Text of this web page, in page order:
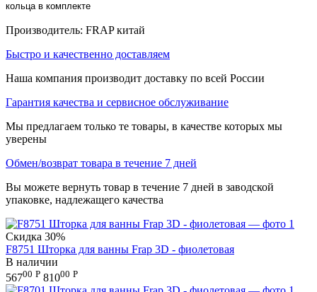
кольца в комплекте
Производитель: FRAP китай
Быстро и качественно доставляем
Наша компания производит доставку по всей России
Гарантия качества и сервисное обслуживание
Мы предлагаем только те товары, в качестве которых мы
уверены
Обмен/возврат товара в течение 7 дней
Вы можете вернуть товар в течение 7 дней в заводской
упаковке, надлежащего качества
Скидка 30%
F8751 Шторка для ванны Frap 3D - фиолетовая
В наличии
56700 Р 81000 Р